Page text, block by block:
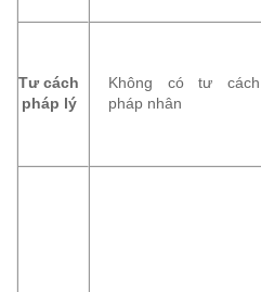
Tư cách
pháp lý
Không có tư cách
pháp nhân